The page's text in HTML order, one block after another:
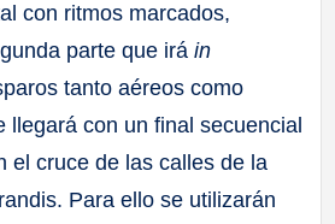
con ritmos marcados,
parte que irá in
tanto aéreos como
llegará con un final secuencial
el cruce de las calles de la
Para ello se utilizarán